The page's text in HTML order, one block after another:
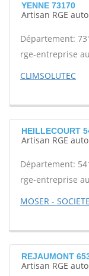
YENNE 73170
Artisan RGE
Département:
rge-entreprise
CLIMSOLUTEC
HEILLECOURT
Artisan RGE
Département:
rge-entreprise
MOSER -
REJAUMONT
Artisan RGE